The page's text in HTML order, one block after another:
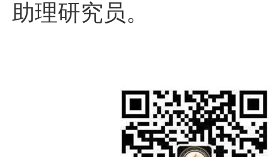
助理研究员。